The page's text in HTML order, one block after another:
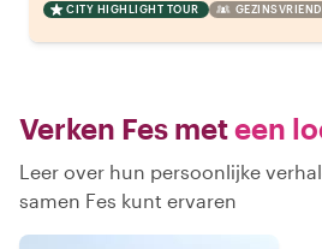
CITY HIGHLIGHT TOUR
Verken Fes meteen
Leer over hun persoonlijke
samen Fes kunt ervaren